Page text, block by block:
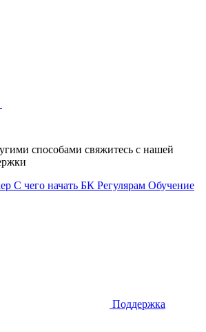
способами свяжитесь с нашей
С чего начать БК Регулярам Обучение
Поддержка